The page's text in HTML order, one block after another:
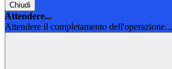
Chiudi
Attendere...
Attendere il completamento dell'operazione...